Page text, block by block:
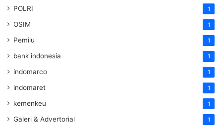
POLRI 1
OSIM 1
Pemilu 1
bank indonesia 1
indomarco 1
indomaret 1
kemenkeu 1
Galeri & Advertorial 1